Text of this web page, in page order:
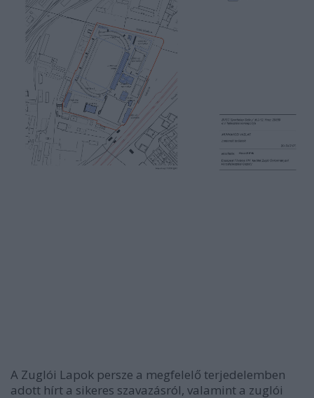
A Zuglói Lapok persze a megfelelő terjedelemben
adott hírt a sikeres szavazásról, valamint a zuglói